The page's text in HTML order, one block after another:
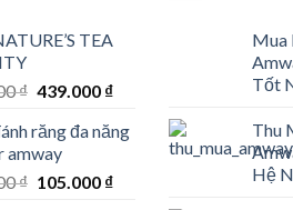
TEA
₫ Original
was:
648.000 ₫.
439.000 ₫Current
is:
439.000 ₫.
răng đa năng
amway
₫ Original
105.000 ₫Current
Mua
Tốt
Thu
Hệ